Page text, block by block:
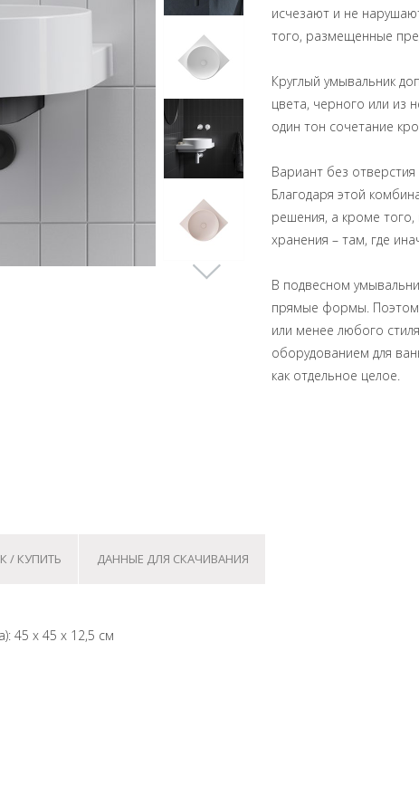
исчезают и не
того, размещенные
Круглый умывальник
цвета, черного или из
один тон сочетание
Вариант без
Благодаря этой
решения, а кроме
хранения – там, где
В подвесном
прямые формы.
или менее любого
оборудованием для
как отдельное целое.
/ КУПИТЬ ДАННЫЕ ДЛЯ СКАЧИВАНИЯ
45 x 45 x 12,5 см